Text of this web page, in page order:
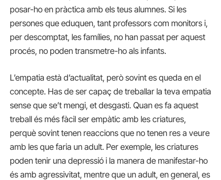
posar-ho en pràctica amb els teus alumnes. Si les
persones que eduquen, tant professors com monitors i,
per descomptat, les famílies, no han passat per aquest
procés, no poden transmetre-ho als infants.
L’empatia està d’actualitat, però sovint es queda en el
concepte. Has de ser capaç de treballar la teva empatia
sense que se’t mengi, et desgasti. Quan es fa aquest
treball és més fàcil ser empàtic amb les criatures,
perquè sovint tenen reaccions que no tenen res a veure
amb les que faria un adult. Per exemple, les criatures
poden tenir una depressió i la manera de manifestar-ho
és amb agressivitat, mentre que un adult, en general, es